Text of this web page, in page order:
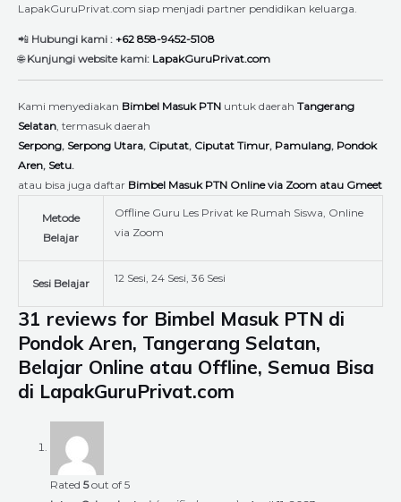
LapakGuruPrivat.com siap menjadi partner pendidikan keluarga.
📲 Hubungi kami : +62 858-9452-5108
🌐Kunjungi website kami: LapakGuruPrivat.com
Kami menyediakan Bimbel Masuk PTN untuk daerah Tangerang
Selatan , termasuk daerah
Serpong, Serpong Utara, Ciputat, Ciputat Timur, Pamulang, Pondok
Aren, Setu.
atau bisa juga daftar Bimbel Masuk PTN Online via Zoom atau Gmeet
Metode
Belajar
Offline Guru Les Privat ke Rumah Siswa, Online
via Zoom
Sesi Belajar 12 Sesi, 24 Sesi, 36 Sesi
31 reviews for Bimbel Masuk PTN di
Pondok Aren, Tangerang Selatan,
Belajar Online atau Offline, Semua Bisa
di LapakGuruPrivat.com
Rated 5out of 5